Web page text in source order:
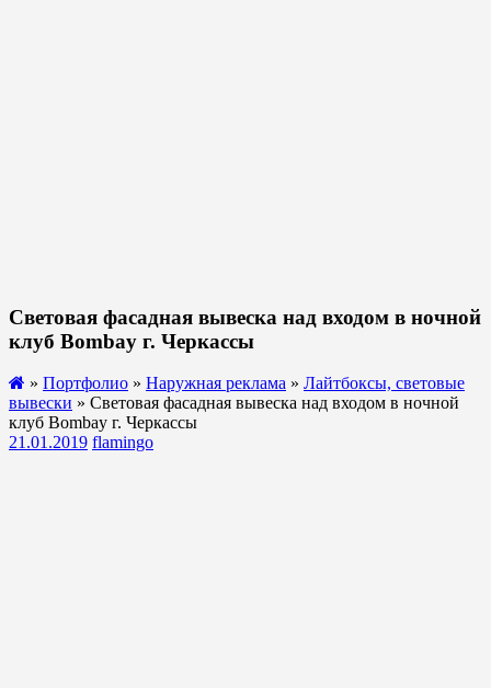
Световая фасадная вывеска над входом в ночной
клуб Bombay г. Черкассы
» Портфолио » Наружная реклама » Лайтбоксы, световые
вывески » Световая фасадная вывеска над входом в ночной
клуб Bombay г. Черкассы
21.01.2019 flamingo